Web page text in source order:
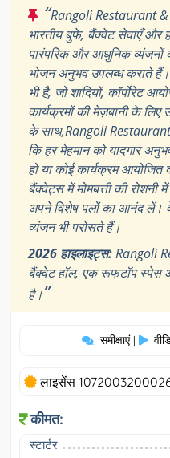
“Rangoli Restaurant &
भारतीय बुफे, बैंक्वेट सेवाएँ और
पारंपरिक और आधुनिक
भोजन अनुभव उपलब्ध कराते
भी है, जो शादियों, कॉर्पोरेट
कार्यक्रमों की मेज़बानी के
के साथ,Rangoli
कि हर मेहमान को यादगार
हो या कोई कार्यक्रम आयोजित
बैंक्वेट्स में मोमबत्ती की रोशनी
अपने विशेष पलों का आनंद लें।
व्यंजन भी परोसते हैं।
2026 हाइलाइट्स:Rangoli
बैंक्वेट हॉल, एक रूफटॉप स्पेस
है।”
समीक्षाएं |
लाइसेंस
कीमत:
स्टार्टर